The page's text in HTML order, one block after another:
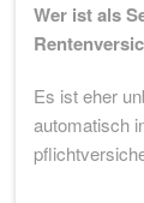
Wer ist als
Es ist eher
automatisch